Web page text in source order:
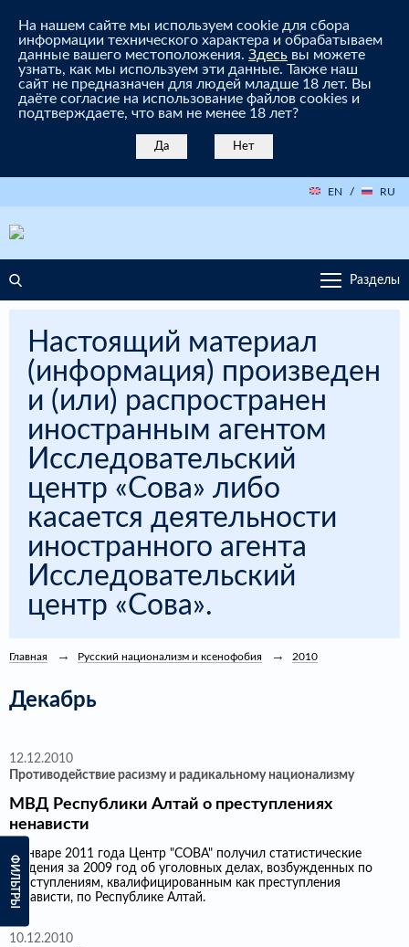
На нашем сайте мы используем cookie для сбора
информации технического характера и обрабатываем
данные вашего местоположения. Здесь вы можете
узнать, как мы используем эти данные. Также наш
сайт не предназначен для людей младше 18 лет. Вы
даёте согласие на использование файлов cookies и
подтверждаете, что вам не менее 18 лет?
Да Нет
EN / RU
Разделы
Настоящий материал
(информация) произведен
и (или) распространен
иностранным агентом
Исследовательский
центр «Сова» либо
касается деятельности
иностранного агента
Исследовательский
центр «Сова».
ФИЛЬТРЫ
Главная Русский национализм и ксенофобия 2010
Декабрь
12.12.2010
Противодействие расизму и радикальному национализму
МВД Республики Алтай о преступлениях
ненависти
В январе 2011 года Центр "СОВА" получил статистические
сведения за 2009 год об уголовных делах, возбужденных по
преступлениям, квалифицированным как преступления
ненависти, по Республике Алтай.
10.12.2010